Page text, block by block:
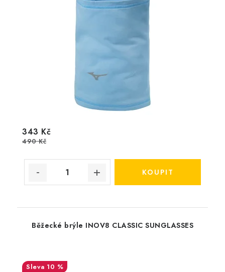
343 Kč
490 Kč
Běžecké brýle INOV8 CLASSIC SUNGLASSES
10 %